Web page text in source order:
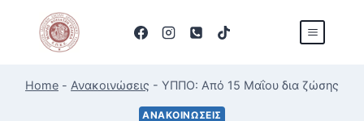
content
Home - Ανακοινώσεις - ΥΠΠΟ: Από 15 Μαΐου δια ζώσης
ΑΝΑΚΟΙΝΏΣΕΙΣ